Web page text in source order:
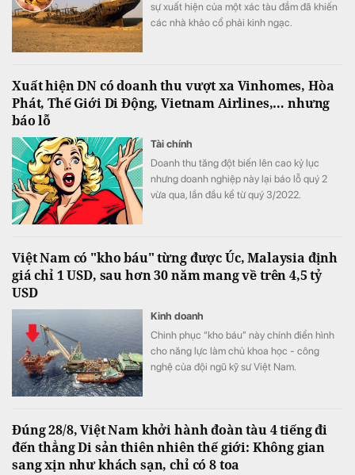
sự xuất hiện của một xác tàu đắm đã khiến
các nhà khảo cổ phải kinh ngạc.
Xuất hiện DN có doanh thu vượt xa Vinhomes, Hòa
Phát, Thế Giới Di Động, Vietnam Airlines,… nhưng
báo lỗ
Tài chính
Doanh thu tăng đột biến lên cao kỷ lục
nhưng doanh nghiệp này lại báo lỗ quý 2
vừa qua, lần đầu kể từ quý 3/2022.
Việt Nam có "kho báu" từng được Úc, Malaysia định
giá chỉ 1 USD, sau hơn 30 năm mang về trên 4,5 tỷ
USD
Kinh doanh
Chinh phục “kho báu” này chính điển hình
cho năng lực làm chủ khoa học - công
nghệ của đội ngũ kỹ sư Việt Nam.
Đúng 28/8, Việt Nam khởi hành đoàn tàu 4 tiếng đi
đến thẳng Di sản thiên nhiên thế giới: Không gian
sang xịn như khách sạn, chỉ có 8 toa